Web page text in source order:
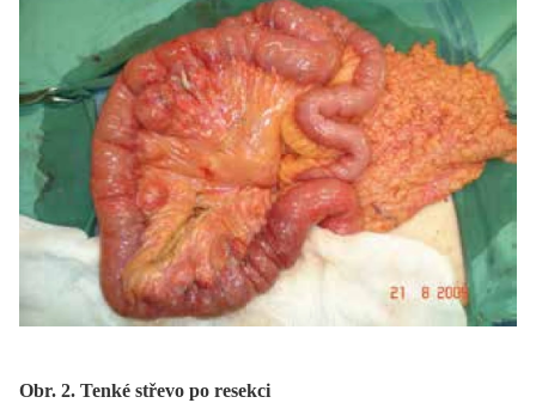
Obr. 2. Tenké střevo po resekci